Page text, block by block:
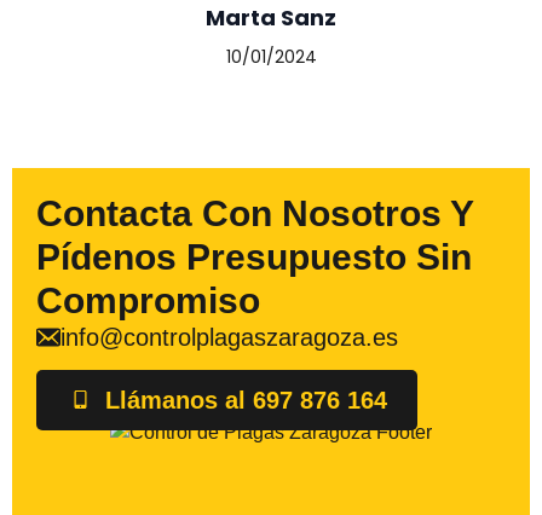
Marta Sanz
10/01/2024
Contacta Con Nosotros Y
Pídenos Presupuesto Sin
Compromiso
info@controlplagaszaragoza.es
Llámanos al 697 876 164